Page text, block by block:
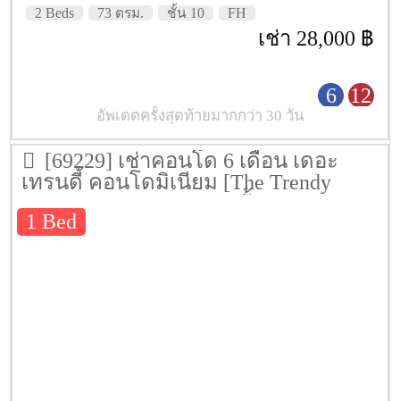
2 Beds 73 ตรม. ชั้น 10 FH
เช่า 28,000 ฿
6 12
อัพเดตครั้งสุดท้ายมากกว่า 30 วัน
[69229] เช่าคอนโด 6 เดือน เดอะ
เทรนดี้ คอนโดมิเนียม [The Trendy
Condominium] 34 ตรม. ชั้น 12A
1 Bed